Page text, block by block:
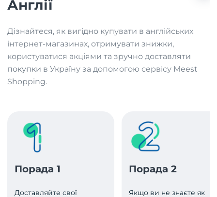
Англії
Дізнайтеся, як вигідно купувати в англійських
інтернет-магазинах, отримувати знижки,
користуватися акціями та зручно доставляти
покупки в Україну за допомогою сервісу Meest
Shopping.
Порада 1
Доставляйте свої
Порада 2
Якщо ви не знаєте як